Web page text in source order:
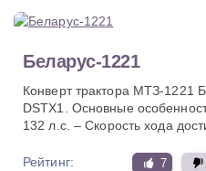
Беларус-1221
Конверт трактора МТЗ-1221
DSTX1. Основные
132 л.с. – Скорость хода
Рейтинг: 7